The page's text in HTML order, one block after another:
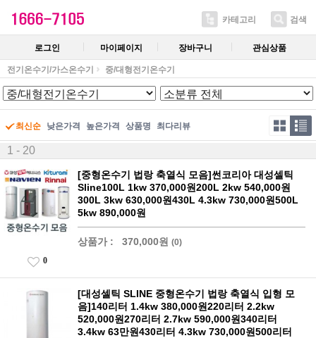
카테고리 검색
로그인 마이페이지 장바구니 관심상품
전기온수기/가스온수기 중/대형전기온수기
최신순 낮은가격 높은가격 상품명 최다리뷰
1 - 20
[중형온수기 법랑 축열식 모음]썬코리아 대성셀틱
Sline100L 1kw 370,000원200L 2kw 540,000원
300L 3kw 630,000원430L 4.3kw 730,000원500L
5kw 890,000원
상품가 : 370,000원 (0)
0
[대성셀틱 SLINE 중형온수기 법랑 축열식 입형 모
음]140리터 1.4kw 380,000원220리터 2.2kw
520,000원270리터 2.7kw 590,000원340리터
3.4kw 63만원430리터 4.3kw 730,000원500리터